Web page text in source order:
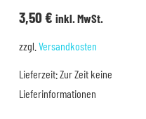
3,50€ inkl. MwSt.
zzgl. Versandkosten
Lieferzeit:Zur Zeit keine
Lieferinformationen